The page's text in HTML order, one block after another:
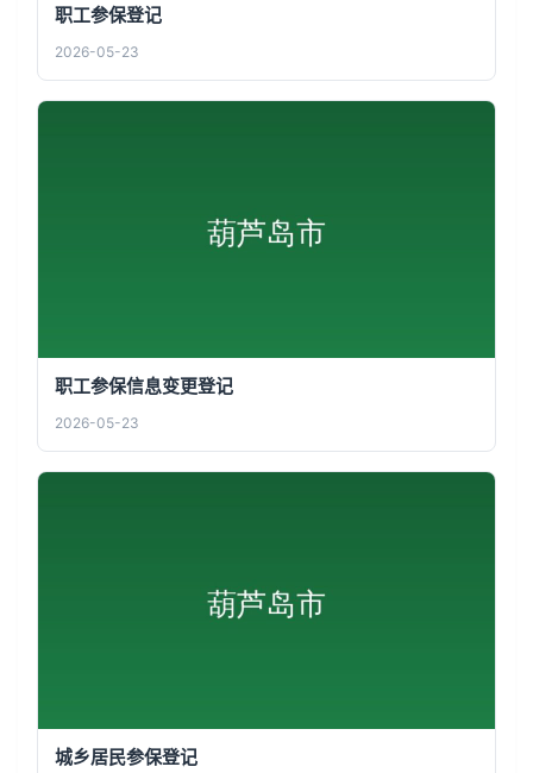
职工参保登记
2026-05-23
职工参保信息变更登记
2026-05-23
城乡居民参保登记